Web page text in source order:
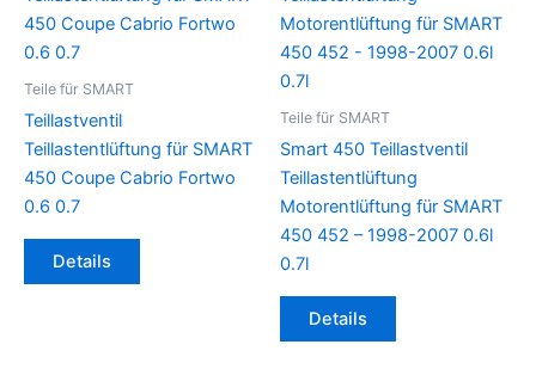
Teile für SMART
Teillastventil
Teillastentlüftung für SMART
450 Coupe Cabrio Fortwo
0.6 0.7
Details
Teile für SMART
Smart 450 Teillastventil
Teillastentlüftung
Motorentlüftung für SMART
450 452 – 1998-2007 0.6l
0.7l
Details